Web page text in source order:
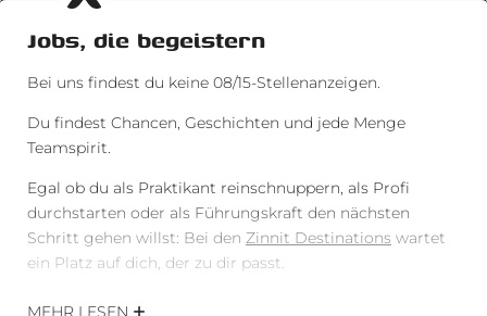
Jobs, die begeistern
Bei uns findest du keine 08/15-Stellenanzeigen.
Du findest Chancen, Geschichten und jede Menge
Teamspirit.
Egal ob du als Praktikant reinschnuppern, als Profi
durchstarten oder als Führungskraft den nächsten
Schritt gehen willst: Bei den Zinnit Destinations wartet
ein Platz auf dich, der zu dir passt.
Hier kannst du:
MEHR LESEN